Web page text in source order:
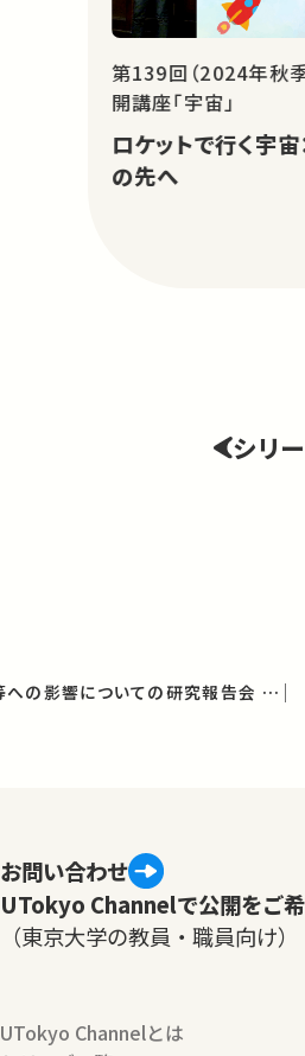
第139回（2024年秋
開講座「宇宙」
ロケットで行く宇宙
の先へ
シリ
放射能の農畜水産物等への影響についての研究報告会 第14回報告会
お問い合わせ
UTokyo Channelで公開をご
（東京大学の教員・職員向け）
UTokyo Channelとは